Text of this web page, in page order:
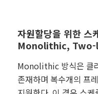
자원할당을 위한 스
Monolithic,
Monolithic 방식은 클
존재하며 복수개의 프